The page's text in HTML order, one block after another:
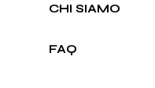
CHI SIAMO
FAQ